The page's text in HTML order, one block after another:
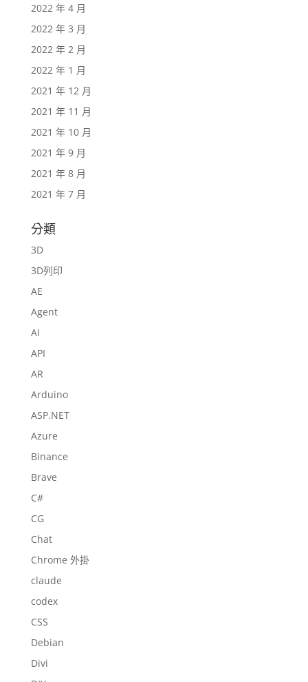
2022 年 4 月
2022 年 3 月
2022 年 2 月
2022 年 1 月
2021 年 12 月
2021 年 11 月
2021 年 10 月
2021 年 9 月
2021 年 8 月
2021 年 7 月
分類
3D
3D列印
AE
Agent
AI
API
AR
Arduino
ASP.NET
Azure
Binance
Brave
C#
CG
Chat
Chrome 外掛
claude
codex
CSS
Debian
Divi